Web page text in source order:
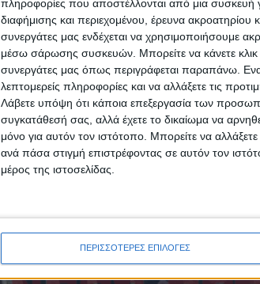
πληροφορίες που αποστέλλονται από μια συσκευή
διαφήμισης και περιεχομένου, έρευνα ακροατηρίου
συνεργάτες μας ενδέχεται να χρησιμοποιήσουμε
μέσω σάρωσης συσκευών. Μπορείτε να κάνετε κλικ
συνεργάτες μας όπως περιγράφεται παραπάνω.
λεπτομερείς πληροφορίες και να αλλάξετε τις
Λάβετε υπόψη ότι κάποια επεξεργασία των
συγκατάθεσή σας, αλλά έχετε το δικαίωμα να
μόνο για αυτόν τον ιστότοπο. Μπορείτε να
ανά πάσα στιγμή επιστρέφοντας σε αυτόν τον
μέρος της ιστοσελίδας.
ΠΕΡΙΣΣΟΤΕΡΕΣ ΕΠΙΛΟΓΕΣ